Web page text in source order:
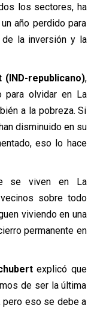
los sectores, ha
año perdido para
la inversión y la
(IND-republicano),
para olvidar en La
a la pobreza. Si
disminuido en su
eso lo hace
se viven en La
sobre todo
viviendo en una
permanente en
explicó que
de ser la última
pero eso se debe a